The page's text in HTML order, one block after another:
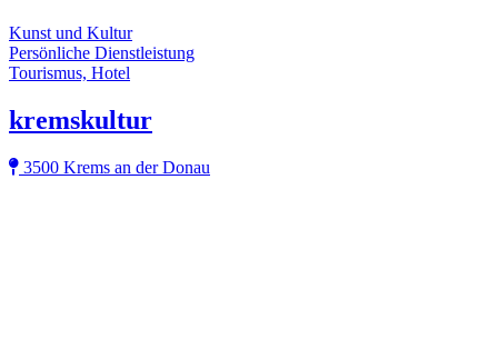
Kunst und Kultur
Persönliche Dienstleistung
Tourismus, Hotel
kremskultur
3500 Krems an der Donau